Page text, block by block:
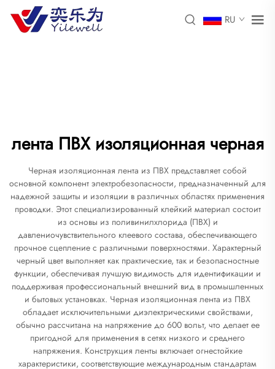
RU
лента ПВХ изоляционная черная
Черная изоляционная лента из ПВХ представляет собой
основной компонент электробезопасности, предназначенный для
надежной защиты и изоляции в различных областях применения
проводки. Этот специализированный клейкий материал состоит
из основы из поливинилхлорида (ПВХ) и
давлениочувствительного клеевого состава, обеспечивающего
прочное сцепление с различными поверхностями. Характерный
черный цвет выполняет как практические, так и безопасностные
функции, обеспечивая лучшую видимость для идентификации и
поддерживая профессиональный внешний вид в промышленных
и бытовых установках. Черная изоляционная лента из ПВХ
обладает исключительными диэлектрическими свойствами,
обычно рассчитана на напряжение до 600 вольт, что делает ее
пригодной для применения в сетях низкого и среднего
напряжения. Конструкция ленты включает огнестойкие
характеристики, соответствующие международным стандартам